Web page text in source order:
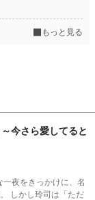
もっと見る
今さら愛してると